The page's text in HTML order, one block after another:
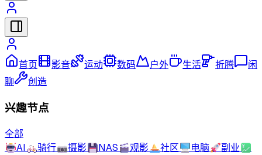
首页 影音 运动 数码 户外 生活 折腾
闲
聊
创造
兴趣节点
全部
🤖AI🚲骑行📷摄影💾NAS🎬观影⛵社区🖥️电脑🚀副业💹